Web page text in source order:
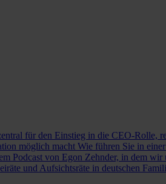
für den Einstieg in die CEO-Rolle,
möglich macht Wie führen Sie in
Podcast von Egon Zehnder, in dem
und Aufsichtsräte in deutschen